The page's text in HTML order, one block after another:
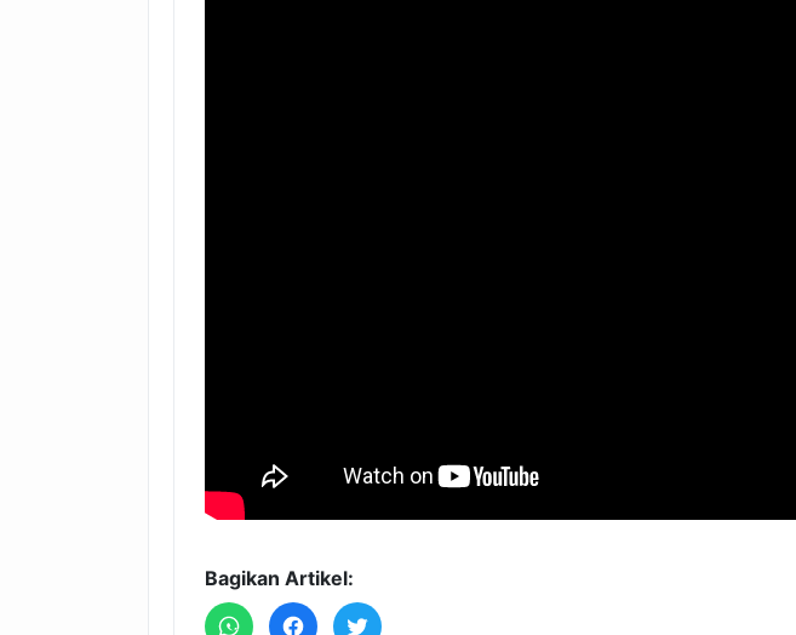
Bagikan Artikel: